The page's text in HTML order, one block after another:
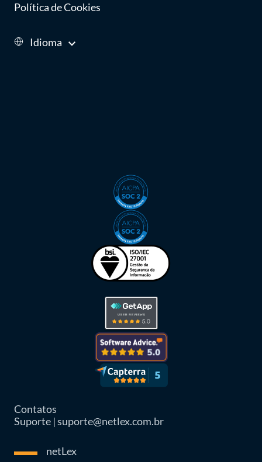
Política de Cookies
Idioma
Contatos
Suporte | suporte@netlex.com.br
netLex